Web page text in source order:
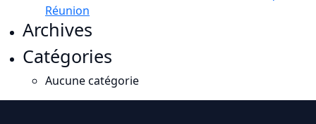
Réunion
Archives
Catégories
Aucune catégorie